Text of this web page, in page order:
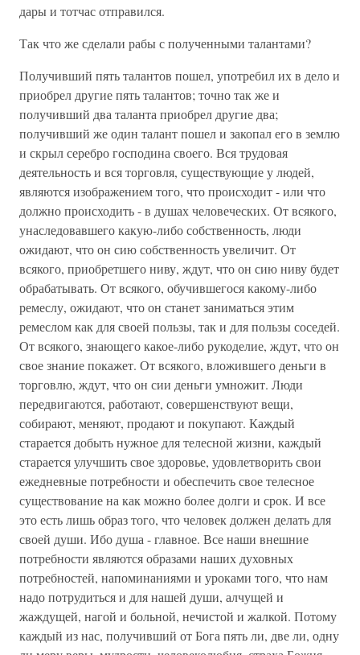
дары и тотчас отправился.
Так что же сделали рабы с полученными талантами?
Получивший пять талантов пошел, употребил их в дело и
приобрел другие пять талантов; точно так же и
получивший два таланта приобрел другие два;
получивший же один талант пошел и закопал его в землю
и скрыл серебро господина своего. Вся трудовая
деятельность и вся торговля, существующие у людей,
являются изображением того, что происходит - или что
должно происходить - в душах человеческих. От всякого,
унаследовавшего какую-либо собственность, люди
ожидают, что он сию собственность увеличит. От
всякого, приобретшего ниву, ждут, что он сию ниву будет
обрабатывать. От всякого, обучившегося какому-либо
ремеслу, ожидают, что он станет заниматься этим
ремеслом как для своей пользы, так и для пользы соседей.
От всякого, знающего какое-либо рукоделие, ждут, что он
свое знание покажет. От всякого, вложившего деньги в
торговлю, ждут, что он сии деньги умножит. Люди
передвигаются, работают, совершенствуют вещи,
собирают, меняют, продают и покупают. Каждый
старается добыть нужное для телесной жизни, каждый
старается улучшить свое здоровье, удовлетворить свои
ежедневные потребности и обеспечить свое телесное
существование на как можно более долги и срок. И все
это есть лишь образ того, что человек должен делать для
своей души. Ибо душа - главное. Все наши внешние
потребности являются образами наших духовных
потребностей, напоминаниями и уроками того, что нам
надо потрудиться и для нашей души, алчущей и
жаждущей, нагой и больной, нечистой и жалкой. Потому
каждый из нас, получивший от Бога пять ли, две ли, одну